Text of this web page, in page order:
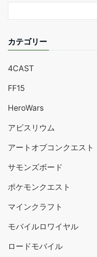
カテゴリー
4CAST
FF15
HeroWars
アビスリウム
アートオブコンクエスト
サモンズボード
ポケモンクエスト
マインクラフト
モバイルロワイヤル
ロードモバイル